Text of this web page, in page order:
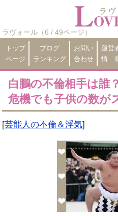
ラヴォール（6 / 49ページ）
トップ
ページ
ブログ
ランキング
お問い
合わせ
運営
情
白鵬の不倫相手は誰
危機でも子供の数が
[芸能人の不倫＆浮気]